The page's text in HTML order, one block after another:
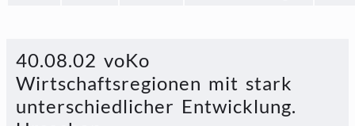
40.08.02 voKo
Wirtschaftsregionen mit stark
unterschiedlicher Entwicklung.